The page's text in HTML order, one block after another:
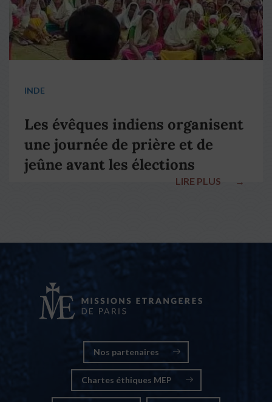
INDE
Les évêques indiens organisent
une journée de prière et de
jeûne avant les élections
LIRE PLUS →
Nos partenaires
Chartes éthiques MEP